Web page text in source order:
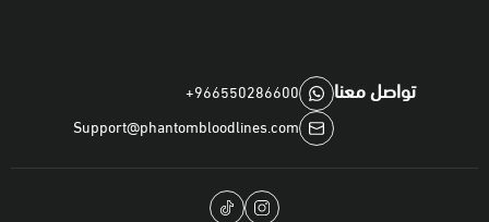
تواصل معنا
+966550286600
Support@phantombloodlines.com